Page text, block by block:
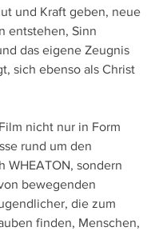
und Kraft geben, neue
entstehen, Sinn
das eigene Zeugnis
sich ebenso als Christ
nicht nur in Form
rund um den
WHEATON, sondern
bewegenden
die zum
finden, Menschen,